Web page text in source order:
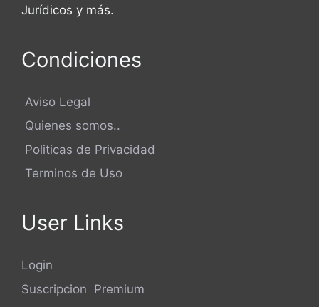
Jurídicos y más.
Condiciones
Aviso Legal
Quienes somos..
Politicas de Privacidad
Terminos de Uso
User Links
Login
Suscripcion Premium